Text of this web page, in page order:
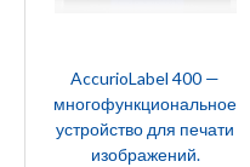
AccurioLabel 400 —
многофункциональное
устройство для печати
изображений.